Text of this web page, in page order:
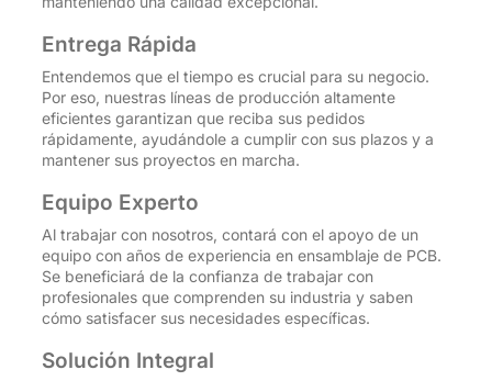
Entrega Rápida
Entendemos que el tiempo es crucial para su negocio.
Por eso, nuestras líneas de producción altamente
eficientes garantizan que reciba sus pedidos
rápidamente, ayudándole a cumplir con sus plazos y a
mantener sus proyectos en marcha.
Equipo Experto
Al trabajar con nosotros, contará con el apoyo de un
equipo con años de experiencia en ensamblaje de PCB.
Se beneficiará de la confianza de trabajar con
profesionales que comprenden su industria y saben
cómo satisfacer sus necesidades específicas.
Solución Integral